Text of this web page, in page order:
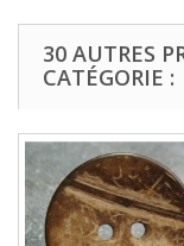
30 AUTRES
CATÉGORIE :